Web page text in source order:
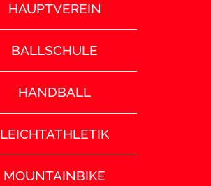
HAUPTVEREIN
BALLSCHULE
HANDBALL
LEICHTATHLETIK
MOUNTAINBIKE